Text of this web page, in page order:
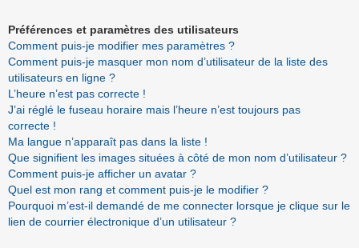
Préférences et paramètres des utilisateurs
Comment puis-je modifier mes paramètres ?
Comment puis-je masquer mon nom d’utilisateur de la liste des
utilisateurs en ligne ?
L’heure n’est pas correcte !
J’ai réglé le fuseau horaire mais l’heure n’est toujours pas
correcte !
Ma langue n’apparaît pas dans la liste !
Que signifient les images situées à côté de mon nom d’utilisateur ?
Comment puis-je afficher un avatar ?
Quel est mon rang et comment puis-je le modifier ?
Pourquoi m’est-il demandé de me connecter lorsque je clique sur le
lien de courrier électronique d’un utilisateur ?